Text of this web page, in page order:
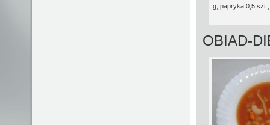
g, papryka 0,5
OBIAD-